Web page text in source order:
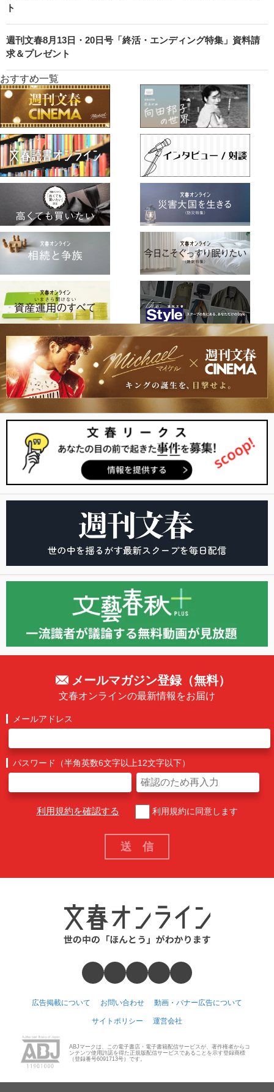
ト
週刊文春8月13日・20日号「終活・エンディング特集」資料請
求＆プレゼント
おすすめ一覧
メールマガジン登録（無料）
文春オンラインの最新情報をお届け
メールアドレス
パスワード（半角英数6文字以上12文字以下）
利用規約を確認する 利用規約に同意します
広告掲載について お問い合わせ 動画・バナー広告について
サイトポリシー 運営会社
ABJマークは、この電子書店・電子書籍配信サービスが、著作権者からコ
ンテンツ使用許諾を得た正規版配信サービスであることを示す登録商標
（登録番号6091713号）です。